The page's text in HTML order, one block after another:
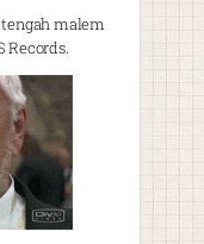
malem
Records.